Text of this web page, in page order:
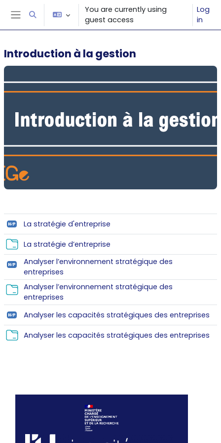
Skip to main content
Side panel
Toggle search input
You are currently using
guest access
Log
in
Introduction à la gestion
Section outline
La stratégie d'entreprise
La stratégie d’entreprise
Analyser l’environnement stratégique des
entreprises
Analyser l’environnement stratégique des
entreprises
Analyser les capacités stratégiques des entreprises
Analyser les capacités stratégiques des entreprises